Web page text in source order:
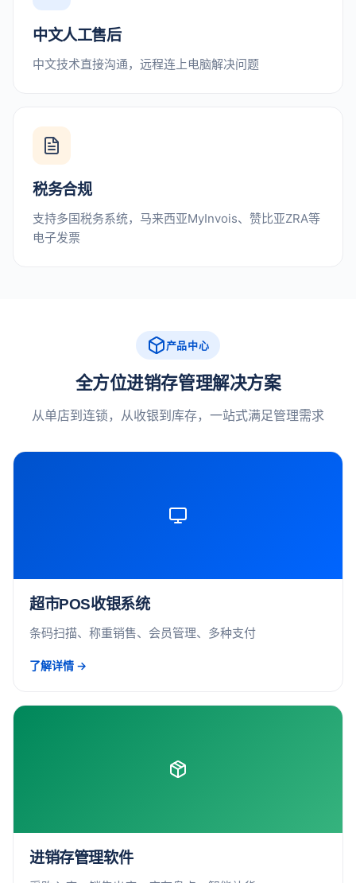
中文人工售后
中文技术直接沟通，远程连上电脑解决问题
税务合规
支持多国税务系统，马来西亚MyInvois、赞比亚ZRA等
电子发票
产品中心
全方位进销存管理解决方案
从单店到连锁，从收银到库存，一站式满足管理需求
超市POS收银系统
条码扫描、称重销售、会员管理、多种支付
了解详情 →
进销存管理软件